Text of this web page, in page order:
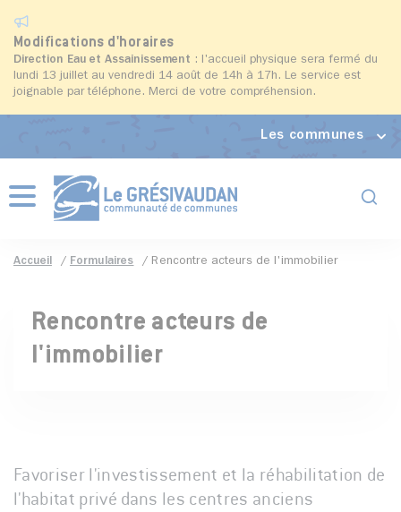
Modifications d'horaires
Direction Eau et Assainissement : l'accueil physique sera fermé du
lundi 13 juillet au vendredi 14 août de 14h à 17h. Le service est
joignable par téléphone. Merci de votre compréhension.
Les communes
Menu
Accueil Formulaires Rencontre acteurs de l'immobilier
Rencontre acteurs de
l'immobilier
Favoriser l'investissement et la réhabilitation de
l'habitat privé dans les centres anciens